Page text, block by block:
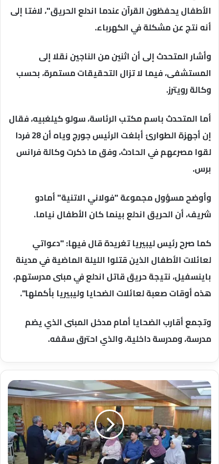
الأطفال يحفظون القرآن عندما اندلع الحريق"، لافتا إلى
أنه نتج عن مشكلة في الكهرباء.
وأشار المتحدث إلى أن اثنين من الناجين نقلا إلى
المستشفى، فيما لا تزال التحقيقات مستمرة، بحسب
وكالة رويترز.
أما المتحدث باسم مكتب الرئاسة، سولو كيلغبيه، فقال
إن أجهزة الطوارئ أبلغت الرئيس جورج وياه أن 28 فردا
لقوا مصرعهم في الحادث، وفق ما ذكرت وكالة فرانس
برس.
وأوضح مسؤول مجموعة "فولاني الاتنية" أمادو
شريف، أن الحريق اندلع بينما كان الأطفال نياما.
كما صرح رئيس ليبيريا تغريدة قال فيها: "دعواتي
لعائلات الأطفال الذين قتلوا الليلة الماضية في مدينة
باينسفيل، نتيجة حريق قاتل اندلع في مبنى مدرستهم،
هذه أوقات صعبة لعائلات الضحايا وليبيريا بأكملها".
وتجمع أقارب الضحايا أمام مدخل المبنى الذي يضم
مدرسة، ومدرسة داخلية، والذي احترق سقفه.
"الإدارة
المالية
والمحاسبية"دورة
تدريبية
للعاملين
بجامعة
سوهاج